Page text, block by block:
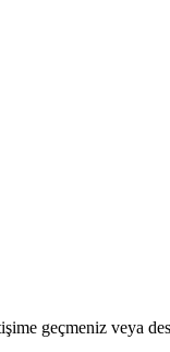
geçmeniz veya